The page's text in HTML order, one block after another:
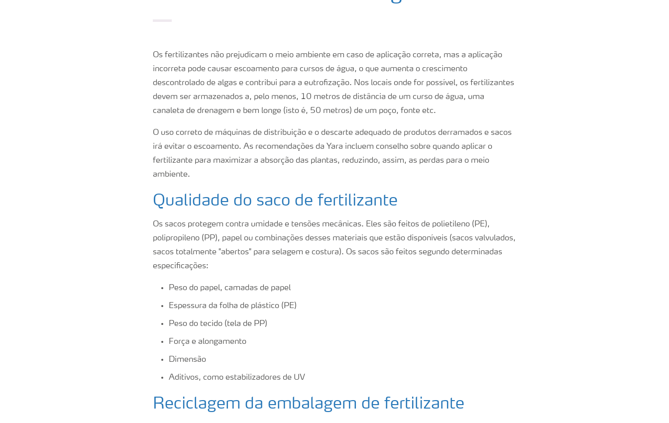
Os fertilizantes não prejudicam o meio ambiente em caso de aplicação correta, mas a aplicação
incorreta pode causar escoamento para cursos de água, o que aumenta o crescimento
descontrolado de algas e contribui para a eutrofização. Nos locais onde for possível, os fertilizantes
devem ser armazenados a, pelo menos, 10 metros de distância de um curso de água, uma
canaleta de drenagem e bem longe (isto é, 50 metros) de um poço, fonte etc.
O uso correto de máquinas de distribuição e o descarte adequado de produtos derramados e sacos
irá evitar o escoamento. As recomendações da Yara incluem conselho sobre quando aplicar o
fertilizante para maximizar a absorção das plantas, reduzindo, assim, as perdas para o meio
ambiente.
Qualidade do saco de fertilizante
Os sacos protegem contra umidade e tensões mecânicas. Eles são feitos de polietileno (PE),
polipropileno (PP), papel ou combinações desses materiais que estão disponíveis (sacos valvulados,
sacos totalmente "abertos" para selagem e costura). Os sacos são feitos segundo determinadas
especificações:
Peso do papel, camadas de papel
Espessura da folha de plástico (PE)
Peso do tecido (tela de PP)
Força e alongamento
Dimensão
Aditivos, como estabilizadores de UV
Reciclagem da embalagem de fertilizante